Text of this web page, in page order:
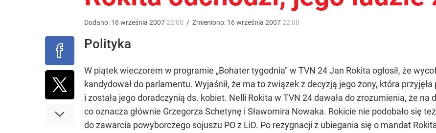
Dodano: 16września 2007 22:00 / Zmieniono: 16września 2007 22:00
Polityka
W piątek wieczorem w programie „Bohater tygodnia" w TVN 24 Jan Rokita ogłosił, że
kandydował do parlamentu. Wyjaśnił, że ma to związek z decyzją jego żony, która
i została jego doradczynią ds. kobiet. Nelli Rokita w TVN 24 dawała do zrozumienia, że na
co oznacza głównie Grzegorza Schetynę i Sławomira Nowaka. Rokicie nie podobało się
do zawarcia powyborczego sojuszu PO z LiD. Po rezygnacji z ubiegania się o mandat